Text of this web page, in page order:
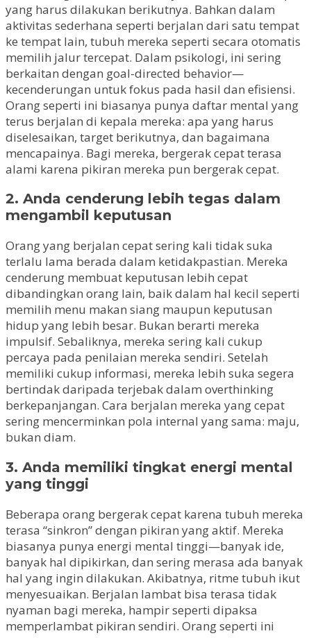
yang harus dilakukan berikutnya. Bahkan dalam
aktivitas sederhana seperti berjalan dari satu tempat
ke tempat lain, tubuh mereka seperti secara otomatis
memilih jalur tercepat. Dalam psikologi, ini sering
berkaitan dengan goal-directed behavior—
kecenderungan untuk fokus pada hasil dan efisiensi.
Orang seperti ini biasanya punya daftar mental yang
terus berjalan di kepala mereka: apa yang harus
diselesaikan, target berikutnya, dan bagaimana
mencapainya. Bagi mereka, bergerak cepat terasa
alami karena pikiran mereka pun bergerak cepat.
2. Anda cenderung lebih tegas dalam
mengambil keputusan
Orang yang berjalan cepat sering kali tidak suka
terlalu lama berada dalam ketidakpastian. Mereka
cenderung membuat keputusan lebih cepat
dibandingkan orang lain, baik dalam hal kecil seperti
memilih menu makan siang maupun keputusan
hidup yang lebih besar. Bukan berarti mereka
impulsif. Sebaliknya, mereka sering kali cukup
percaya pada penilaian mereka sendiri. Setelah
memiliki cukup informasi, mereka lebih suka segera
bertindak daripada terjebak dalam overthinking
berkepanjangan. Cara berjalan mereka yang cepat
sering mencerminkan pola internal yang sama: maju,
bukan diam.
3. Anda memiliki tingkat energi mental
yang tinggi
Beberapa orang bergerak cepat karena tubuh mereka
terasa “sinkron” dengan pikiran yang aktif. Mereka
biasanya punya energi mental tinggi—banyak ide,
banyak hal dipikirkan, dan sering merasa ada banyak
hal yang ingin dilakukan. Akibatnya, ritme tubuh ikut
menyesuaikan. Berjalan lambat bisa terasa tidak
nyaman bagi mereka, hampir seperti dipaksa
memperlambat pikiran sendiri. Orang seperti ini